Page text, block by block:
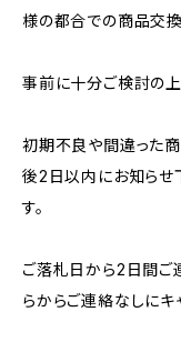
様の都合での商品交
事前に十分ご検討の上
初期不良や間違った
後2日以内にお知らせ
す。
ご落札日から2日間ご
らからご連絡なしにキ